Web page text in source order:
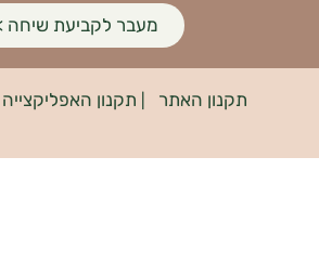
מעבר לקביעת שיחה >
האתר|תקנון האפליקצייה|הצהרת